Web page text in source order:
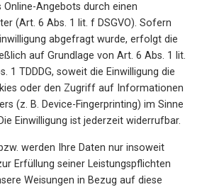
Online-Angebots durch einen
(Art. 6 Abs. 1 lit. f DSGVO). Sofern
abgefragt wurde, erfolgt die
auf Grundlage von Art. 6 Abs. 1 lit.
1 TDDDG, soweit die Einwilligung die
oder den Zugriff auf Informationen
(z. B. Device-Fingerprinting) im Sinne
Einwilligung ist jederzeit widerrufbar.
werden Ihre Daten nur insoweit
Erfüllung seiner Leistungspflichten
Weisungen in Bezug auf diese